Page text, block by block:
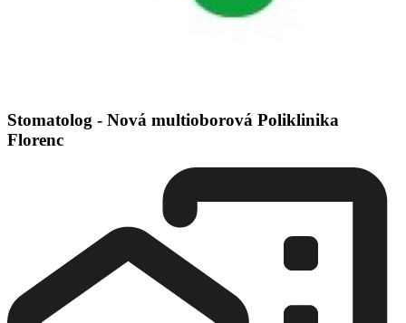
Stomatolog - Nová multioborová Poliklinika
Florenc